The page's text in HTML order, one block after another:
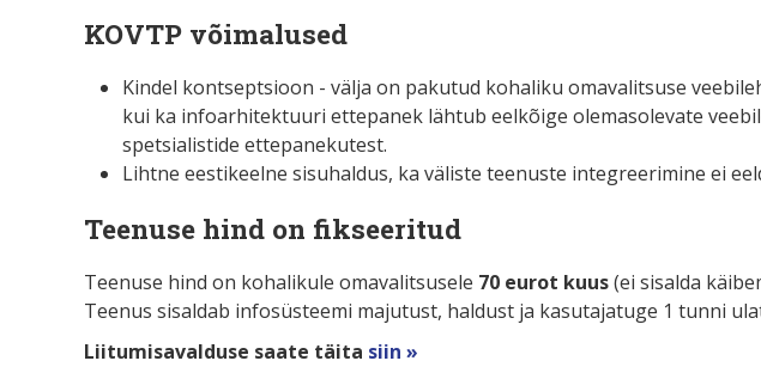
KOVTP võimalused
Kindel kontseptsioon - välja on pakutud kohaliku omavalitsuse
kui ka infoarhitektuuri ettepanek lähtub eelkõige olemasolevate
spetsialistide ettepanekutest.
Lihtne eestikeelne sisuhaldus, ka väliste teenuste integreerimine ei
Teenuse hind on fikseeritud
Teenuse hind on kohalikule omavalitsusele 70 eurot kuus (ei sisalda
Teenus sisaldab infosüsteemi majutust, haldust ja kasutajatuge 1 tunni
Liitumisavalduse saate täita siin »